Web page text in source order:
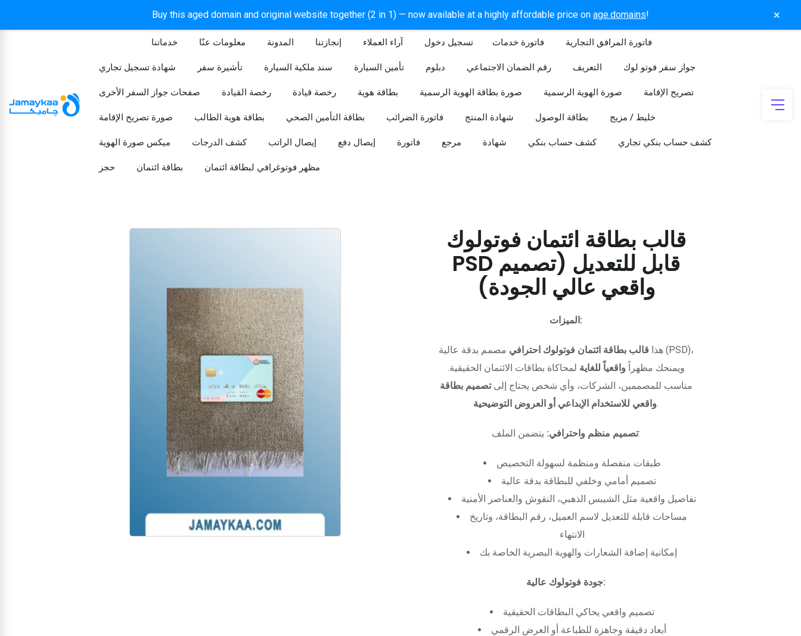
Buy this aged domain and original website together (2 in 1) — now available at a highly affordable price on age.domains! ×
خدماتنا معلومات عنّا المدونة إنجازتنا آراء العملاء تسجيل دخول​ فاتورة خدمات فاتورة المرافق التجارية
شهادة تسجيل تجاري تأشيرة سفر سند ملكية السيارة تأمين السيارة دبلوم رقم الضمان الاجتماعي التعريف جواز سفر فوتو لوك
صفحات جواز السفر الأخرى رخصة القيادة رخصة قيادة بطاقة هوية صورة بطاقة الهوية الرسمية صورة الهوية الرسمية تصريح الإقامة
صورة تصريح الإقامة بطاقة هوية الطالب بطاقة التأمين الصحي فاتورة الضرائب شهادة المنتج بطاقة الوصول خليط / مزيج
ميكس صورة الهوية كشف الدرجات إيصال الراتب إيصال دفع فاتورة مرجع شهادة كشف حساب بنكي كشف حساب بنكي تجاري
حجز بطاقة ائتمان مظهر فوتوغرافي لبطاقة ائتمان
قالب بطاقة ائتمان فوتولوك
PSD قابل للتعديل (تصميم
واقعي عالي الجودة)
الميزات:
هذا قالب بطاقة ائتمان فوتولوك احترافي مصمم بدقة عالية (PSD)،
ويمنحك مظهراً واقعياً للغاية لمحاكاة بطاقات الائتمان الحقيقية.
مناسب للمصممين، الشركات، وأي شخص يحتاج إلىتصميم بطاقة
واقعي للاستخدام الإبداعي أو العروض التوضيحية.
تصميم منظم واحترافي:يتضمن الملف:
طبقات منفصلة ومنظمة لسهولة التخصيص
تصميم أمامي وخلفي للبطاقة بدقة عالية
تفاصيل واقعية مثل الشيبس الذهبي، النقوش والعناصر الأمنية
مساحات قابلة للتعديل لاسم العميل، رقم البطاقة، وتاريخ
الانتهاء
إمكانية إضافة الشعارات والهوية البصرية الخاصة بك
جودة فوتولوك عالية:
تصميم واقعي يحاكي البطاقات الحقيقية
أبعاد دقيقة وجاهزة للطباعة أو العرض الرقمي